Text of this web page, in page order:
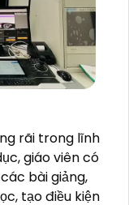
rãi trong lĩnh
giáo viên có
bài giảng,
tạo điều kiện